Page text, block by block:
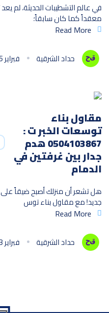
في عالم التشطيبات الحديثة، لم
معقداً كما كان سابقاً؛
Read More
حداد الشرقية فبراير 15, 2026
مقاول بناء
توسعات الخبر ت :
0504103867 هدم
جدار بين غرفتين في
الدمام
​هل تشعر أن منزلك أصبح ضيقاً على
جديد! مع مقاول بناء توس
Read More
حداد الشرقية فبراير 13, 2026